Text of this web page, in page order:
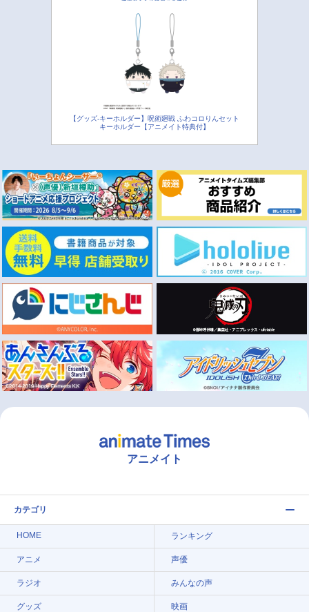
【グッズ-キーホルダー】呪術廻戦 ふわコロりんセット
キーホルダー【アニメイト特典付】
アニメイト
カテゴリ
HOME ランキング
アニメ 声優
ラジオ みんなの声
グッズ 映画